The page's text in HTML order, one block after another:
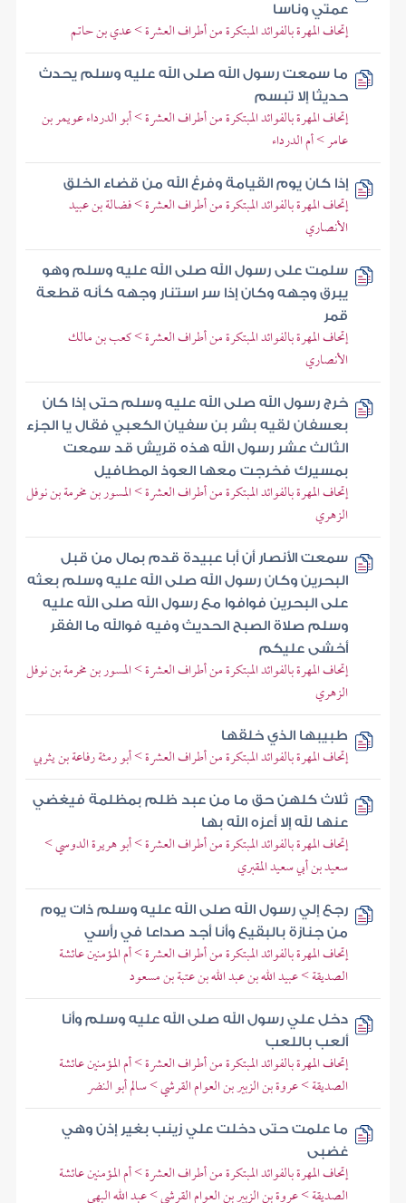
عمتي وناسا
إتحاف المهرة بالفوائد المبتكرة من أطراف العشرة > عدي بن حاتم
ما سمعت رسول الله صلى الله عليه وسلم يحدث
حديثا إلا تبسم
إتحاف المهرة بالفوائد المبتكرة من أطراف العشرة > أبو الدرداء عويمر بن
عامر > أم الدرداء
إذا كان يوم القيامة وفرغ الله من قضاء الخلق
إتحاف المهرة بالفوائد المبتكرة من أطراف العشرة > فضالة بن عبيد
الأنصاري
سلمت على رسول الله صلى الله عليه وسلم وهو
يبرق وجهه وكان إذا سر استنار وجهه كأنه قطعة
قمر
إتحاف المهرة بالفوائد المبتكرة من أطراف العشرة > كعب بن مالك
الأنصاري
خرج رسول الله صلى الله عليه وسلم حتى إذا كان
بعسفان لقيه بشر بن سفيان الكعبي فقال يا الجزء
الثالث عشر رسول الله هذه قريش قد سمعت
بمسيرك فخرجت معها العوذ المطافيل
إتحاف المهرة بالفوائد المبتكرة من أطراف العشرة > المسور بن مخرمة بن نوفل
الزهري
سمعت الأنصار أن أبا عبيدة قدم بمال من قبل
البحرين وكان رسول الله صلى الله عليه وسلم بعثه
على البحرين فوافوا مع رسول الله صلى الله عليه
وسلم صلاة الصبح الحديث وفيه فوالله ما الفقر
أخشى عليكم
إتحاف المهرة بالفوائد المبتكرة من أطراف العشرة > المسور بن مخرمة بن نوفل
الزهري
طبيبها الذي خلقها
إتحاف المهرة بالفوائد المبتكرة من أطراف العشرة > أبو رمثة رفاعة بن يثربي
ثلاث كلهن حق ما من عبد ظلم بمظلمة فيغضي
عنها لله إلا أعزه الله بها
إتحاف المهرة بالفوائد المبتكرة من أطراف العشرة > أبو هريرة الدوسي >
سعيد بن أبي سعيد المقبري
رجع إلي رسول الله صلى الله عليه وسلم ذات يوم
من جنازة بالبقيع وأنا أجد صداعا في رأسي
إتحاف المهرة بالفوائد المبتكرة من أطراف العشرة > أم المؤمنين عائشة
الصديقة > عبيد الله بن عبد الله بن عتبة بن مسعود
دخل علي رسول الله صلى الله عليه وسلم وأنا
ألعب باللعب
إتحاف المهرة بالفوائد المبتكرة من أطراف العشرة > أم المؤمنين عائشة
الصديقة > عروة بن الزبير بن العوام القرشي > سالم أبو النضر
ما علمت حتى دخلت علي زينب بغير إذن وهي
غضبى
إتحاف المهرة بالفوائد المبتكرة من أطراف العشرة > أم المؤمنين عائشة
الصديقة > عروة بن الزبير بن العوام القرشي > عبد الله البهي